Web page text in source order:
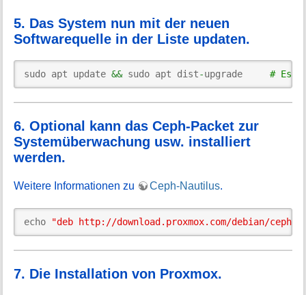
5. Das System nun mit der neuen
Softwarequelle in der Liste updaten.
sudo apt update && sudo apt dist-upgrade # Es
6. Optional kann das Ceph-Packet zur
Systemüberwachung usw. installiert
werden.
Weitere Informationen zu Ceph-Nautilus.
echo "deb http://download.proxmox.com/debian/
7. Die Installation von Proxmox.